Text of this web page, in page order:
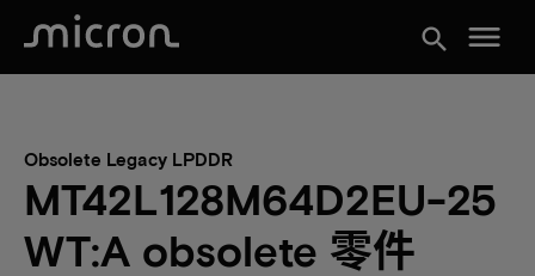
search menu
Obsolete Legacy LPDDR
MT42L128M64D2EU-25
WT:A obsolete 零件